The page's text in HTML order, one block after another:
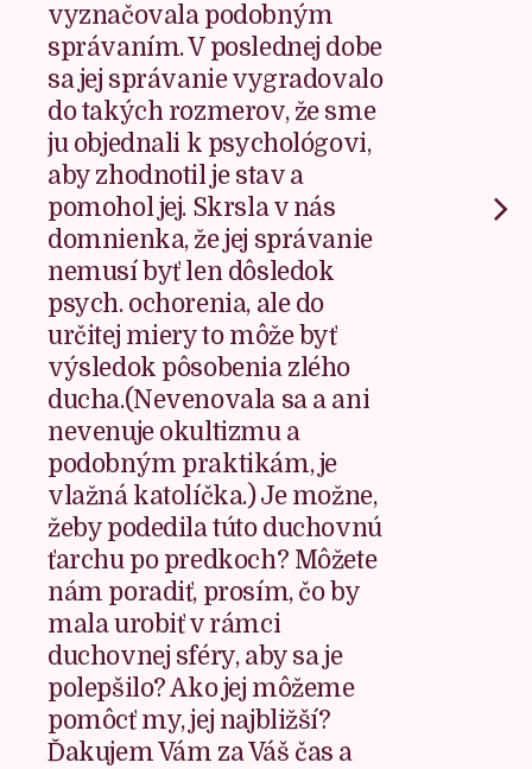
vyznačovala podobným
správaním. V poslednej dobe
sa jej správanie vygradovalo
do takých rozmerov, že sme
ju objednali k psychológovi,
aby zhodnotil je stav a
pomohol jej. Skrsla v nás
domnienka, že jej správanie
nemusí byť len dôsledok
psych. ochorenia, ale do
určitej miery to môže byť
výsledok pôsobenia zlého
ducha.(Nevenovala sa a ani
nevenuje okultizmu a
podobným praktikám, je
vlažná katolíčka.) Je možne,
žeby podedila túto duchovnú
ťarchu po predkoch? Môžete
nám poradiť, prosím, čo by
mala urobiť v rámci
duchovnej sféry, aby sa je
polepšilo? Ako jej môžeme
pomôcť my, jej najbližší?
Ďakujem Vám za Váš čas a